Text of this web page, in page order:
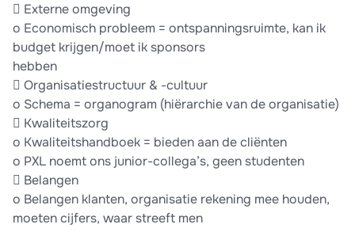
 Externe omgeving
o Economisch probleem = ontspanningsruimte, kan ik
budget krijgen/moet ik sponsors
hebben
 Organisatiestructuur & -cultuur
o Schema = organogram (hiërarchie van de organisatie)
 Kwaliteitszorg
o Kwaliteitshandboek = bieden aan de cliënten
o PXL noemt ons junior-collega’s, geen studenten
 Belangen
o Belangen klanten, organisatie rekening mee houden,
moeten cijfers, waar streeft men